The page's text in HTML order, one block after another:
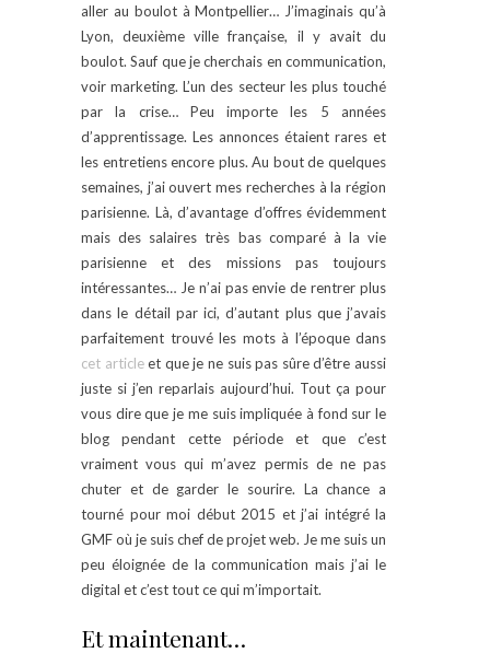
aller au boulot à Montpellier… J’imaginais qu’à
Lyon, deuxième ville française, il y avait du
boulot. Sauf que je cherchais en communication,
voir marketing. L’un des secteur les plus touché
par la crise… Peu importe les 5 années
d’apprentissage. Les annonces étaient rares et
les entretiens encore plus. Au bout de quelques
semaines, j’ai ouvert mes recherches à la région
parisienne. Là, d’avantage d’offres évidemment
mais des salaires très bas comparé à la vie
parisienne et des missions pas toujours
intéressantes… Je n’ai pas envie de rentrer plus
dans le détail par ici, d’autant plus que j’avais
parfaitement trouvé les mots à l’époque dans
cet articleet que je ne suis pas sûre d’être aussi
juste si j’en reparlais aujourd’hui. Tout ça pour
vous dire que je me suis impliquée à fond sur le
blog pendant cette période et que c’est
vraiment vous qui m’avez permis de ne pas
chuter et de garder le sourire. La chance a
tourné pour moi début 2015 et j’ai intégré la
GMF où je suis chef de projet web. Je me suis un
peu éloignée de la communication mais j’ai le
digital et c’est tout ce qui m’importait.
Et maintenant…